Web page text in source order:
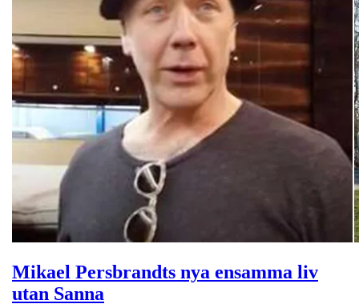
Mikael Persbrandts nya ensamma liv
utan Sanna